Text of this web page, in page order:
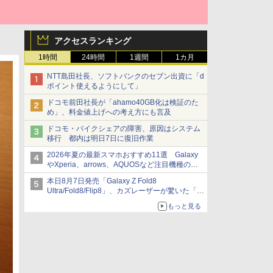
アクセスランキング
1時間 24時間 1週間 1カ月
NTT島田社長、ソフトバンクのセブン出資に「d
ポイント使えるようにして」
ドコモ前田社長が「ahamo40GB化は検証のた
め」、料金値上げへの考え方にも言及
ドコモ・バイクシェアの障害、原因はシステム
移行 都内は明日7日に復旧作業
2026年夏の最新スマホおすすめ11選 Galaxy
やXperia、arrows、AQUOSなど注目機種の特
徴は
本日8月7日発売「Galaxy Z Fold8
Ultra/Fold8/Flip8」、カズレーザーが驚いた「そ
もっと見る